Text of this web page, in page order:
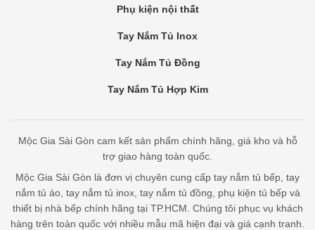
Phụ kiện nội thất
Tay Nắm Tủ Inox
Tay Nắm Tủ Đồng
Tay Nắm Tủ Hợp Kim
Mộc Gia Sài Gòn cam kết sản phẩm chính hãng, giá kho và hỗ
trợ giao hàng toàn quốc.
Mộc Gia Sài Gòn là đơn vị chuyên cung cấp tay nắm tủ bếp, tay
nắm tủ áo, tay nắm tủ inox, tay nắm tủ đồng, phụ kiện tủ bếp và
thiết bị nhà bếp chính hãng tại TP.HCM. Chúng tôi phục vụ khách
hàng trên toàn quốc với nhiều mẫu mã hiện đại và giá cạnh tranh.